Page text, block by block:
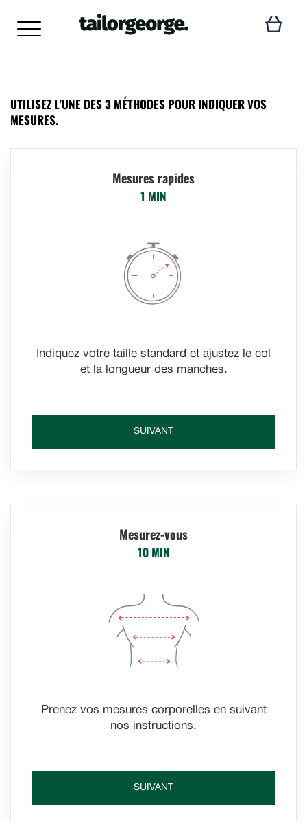
UTILISEZ L'UNE DES 3 MÉTHODES POUR INDIQUER VOS
MESURES.
Mesures rapides
1 MIN
Indiquez votre taille standard et ajustez le col
et la longueur des manches.
SUIVANT
Mesurez-vous
10 MIN
Prenez vos mesures corporelles en suivant
nos instructions.
SUIVANT